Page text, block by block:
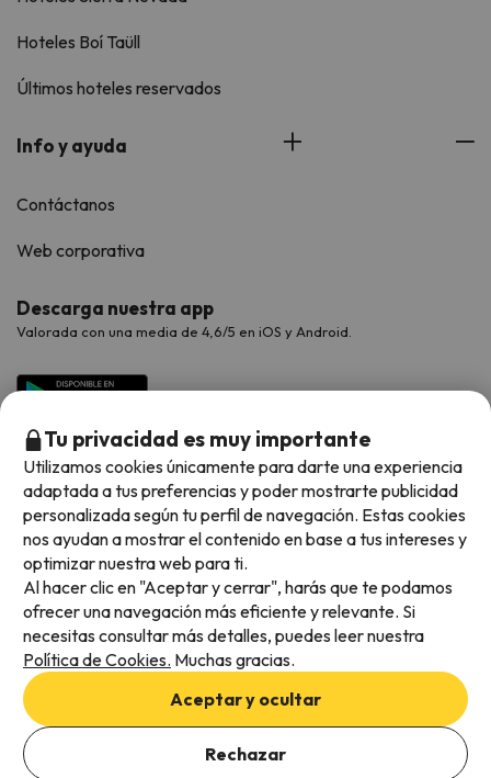
Hoteles Boí Taüll
Últimos hoteles reservados
Info y ayuda
Contáctanos
Web corporativa
Descarga nuestra app
Valorada con una media de 4,6/5 en iOS y Android.
Métodos de pago disponibles
Condiciones generales
Privacidad de datos
Política de cookies
Tu privacidad es muy importante
Utilizamos cookies únicamente para darte una experiencia
adaptada a tus preferencias y poder mostrarte publicidad
personalizada según tu perfil de navegación. Estas cookies
nos ayudan a mostrar el contenido en base a tus intereses y
optimizar nuestra web para ti.
Al hacer clic en "Aceptar y cerrar", harás que te podamos
ofrecer una navegación más eficiente y relevante. Si
necesitas consultar más detalles, puedes leer nuestra
Política de Cookies. Muchas gracias.
Aceptar y ocultar
Rechazar